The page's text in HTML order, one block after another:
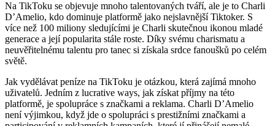
Na TikToku se objevuje mnoho talentovaných tváří, ale je to Charli
D’Amelio, kdo dominuje platformě jako nejslavnější Tiktoker. S
více než 100 miliony sledujícími je Charli skutečnou ikonou mladé
generace a její popularita stále roste. Díky svému charismatu a
neuvěřitelnému talentu pro tanec si získala srdce fanoušků po celém
světě.
Jak vydělávat peníze na TikToku je otázkou, která zajímá mnoho
uživatelů. Jedním z lucrative ways, jak získat příjmy na této
platformě, je spolupráce s značkami a reklama. Charli D’Amelio
není výjimkou, když jde o spolupráci s prestižními značkami a